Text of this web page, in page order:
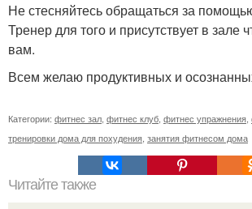
Не стесняйтесь обращаться за
Тренер для того и присутствует в зале
вам.
Всем желаю продуктивных и
Категории: фитнес зал, фитнес клуб, фитнес упражнения,
тренировки дома для похудения, занятия фитнесом дома
Читайте также